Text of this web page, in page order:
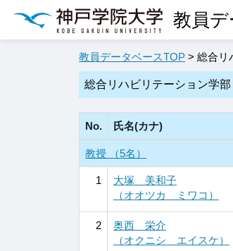
教員デ
教員データベースTOP > 総合リ
総合リハビリテーション学
No. 氏名(カナ)
教授 （5名）
1
大塚 美和子
（オオツカ ミワコ）
2
奥西 栄介
（オクニシ エイスケ）